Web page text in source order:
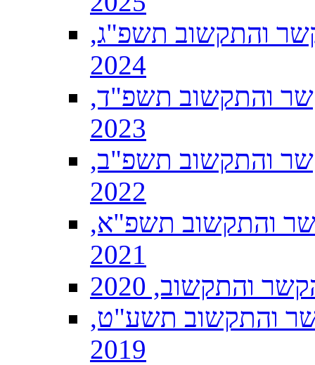
והתקשוב תשפ"ג,
2024
והתקשוב תשפ"ד,
2023
והתקשוב תשפ"ב,
2022
והתקשוב תשפ"א,
2021
והתקשוב, 2020
והתקשוב תשע"ט,
2019